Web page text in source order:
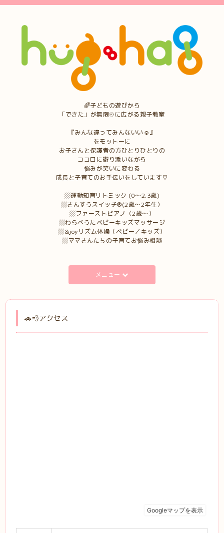
🌈子どもの遊びから
「できた」が無限♾に広がる親子教室
『みんな違ってみんないい☺︎』
をモットーに
お子さんと保護者の方ひとりひとりの
ココロに寄り添いながら
悩みが笑いに変わる
成長と子育てのお手伝いをしています♡
▨運動知育リトミック (0〜2.3歳)
▨さんすうスイッチ®︎(2歳〜2年生）
▨ファーストピアノ（2歳〜）
▨わらべうたベビーキッズマッサージ
▨&joyリズム体操（ベビー／キッズ）
▨ママさんたちの子育てお悩み相談
メニュー
🚗💨アクセス